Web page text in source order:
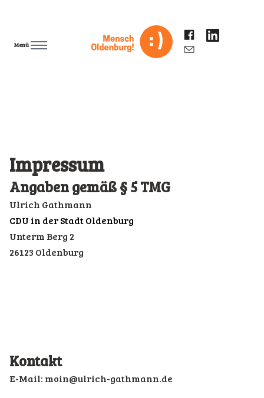
Menü
Impressum
Angaben gemäß § 5 TMG
Ulrich Gathmann
CDU in der Stadt Oldenburg
Unterm Berg 2
26123 Oldenburg
Kontakt
E-Mail: moin@ulrich-gathmann.de